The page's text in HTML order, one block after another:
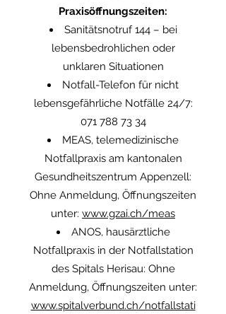
Praxisöffnungszeiten:
Sanitätsnotruf 144 – bei
lebensbedrohlichen oder
unklaren Situationen
Notfall-Telefon für nicht
lebensgefährliche Notfälle 24/7:
071 788 73 34
MEAS, telemedizinische
Notfallpraxis am kantonalen
Gesundheitszentrum Appenzell:
Ohne Anmeldung, Öffnungszeiten
unter: www.gzai.ch/meas
ANOS, hausärztliche
Notfallpraxis in der Notfallstation
des Spitals Herisau: Ohne
Anmeldung, Öffnungszeiten unter:
www.spitalverbund.ch/notfallstati